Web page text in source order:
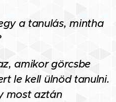
a tanulás, mintha
amikor görcsbe
le kell ülnöd tanulni.
most aztán